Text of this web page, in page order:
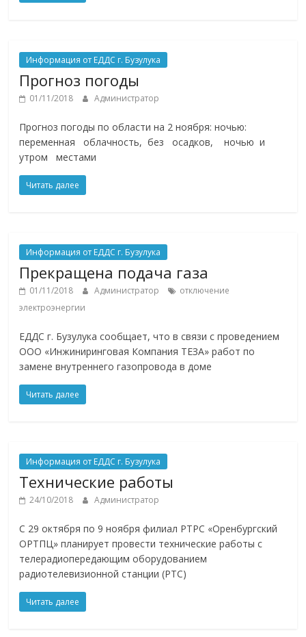
Информация от ЕДДС г. Бузулука
Прогноз погоды
01/11/2018 Администратор
Прогноз погоды по области на 2 ноября: ночью:
переменная облачность, без осадков, ночью и
утром местами
Читать далее
Информация от ЕДДС г. Бузулука
Прекращена подача газа
01/11/2018 Администратор
отключение
электроэнергии
ЕДДС г. Бузулука сообщает, что в связи с проведением
ООО «Инжиниринговая Компания ТЕЗА» работ по
замене внутреннего газопровода в доме
Читать далее
Информация от ЕДДС г. Бузулука
Технические работы
24/10/2018 Администратор
С 29 октября по 9 ноября филиал РТРС «Оренбургский
ОРТПЦ» планирует провести технические работы с
телерадиопередающим оборудованием
радиотелевизионной станции (РТС)
Читать далее